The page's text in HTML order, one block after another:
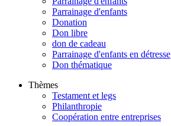
Parrainage d'enfants
Donation
Don libre
don de cadeau
Parrainage d'enfants en détresse
Don thématique
Thèmes
Testament et legs
Philanthropie
Coopération entre entreprises